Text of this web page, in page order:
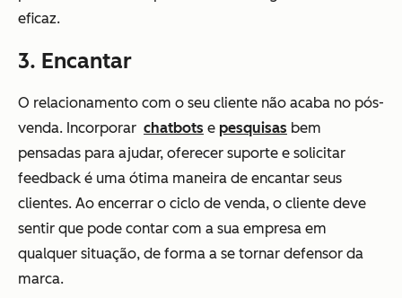
eficaz.
3. Encantar
O relacionamento com o seu cliente não acaba no pós-
venda. Incorporar chatbots e pesquisas bem
pensadas para ajudar, oferecer suporte e solicitar
feedback é uma ótima maneira de encantar seus
clientes. Ao encerrar o ciclo de venda, o cliente deve
sentir que pode contar com a sua empresa em
qualquer situação, de forma a se tornar defensor da
marca.